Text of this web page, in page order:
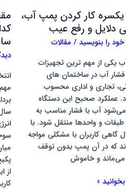
کار کردن پمپ آب،
دلایل و رفع عیب
خود را بنویسید / مقالات
یکی از مهم‌ ترین تجهیزات
آب در ساختمان های
تجاری و اداری محسوب
عملکرد صحیح این دستگاه
آب با فشار مناسب به
و واحدها منتقل شود. با
گاهی کاربران با مشکلی مواجه
که در آن پمپ بدون توقف
و خاموش
»
از
شما
بهتر